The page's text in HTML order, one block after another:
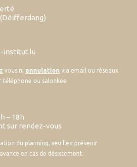
institut.lu
vous ni annulation via email ou réseaux
téléphone ou salonkee
– 18h
sur rendez-vous
du planning, veuillez prévenir
en cas de désistement.